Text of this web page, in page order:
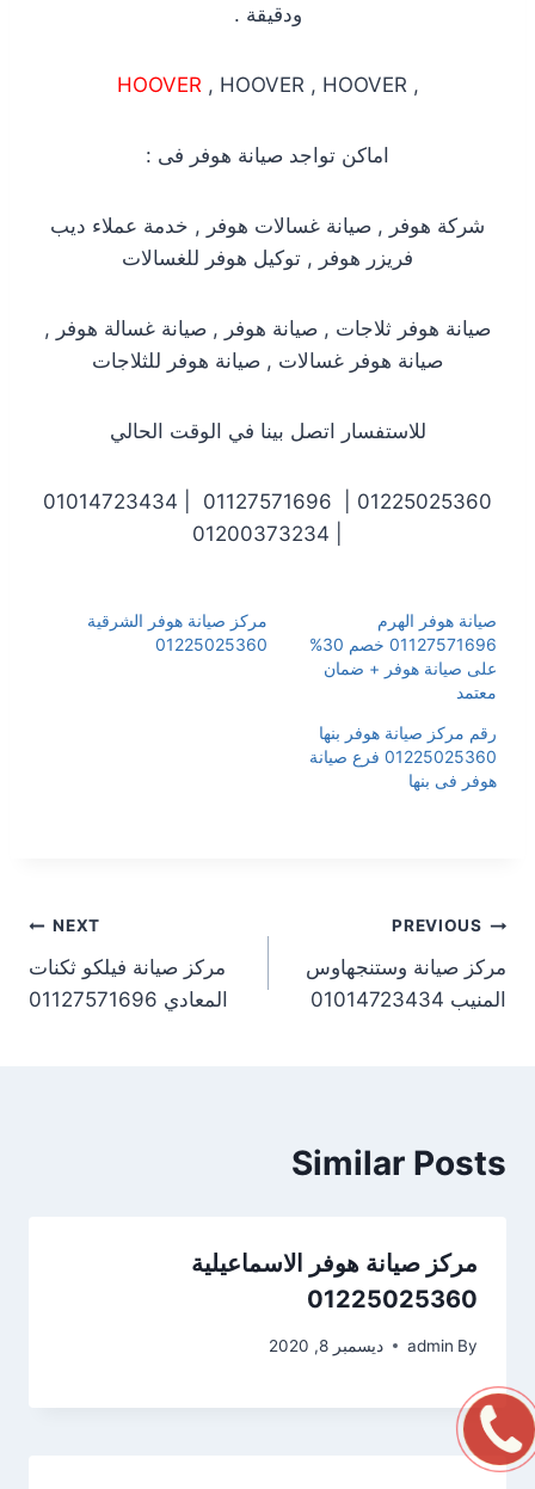
ودقيقة .
,
HOOVER , HOOVER , HOOVER
اماكن تواجد صيانة هوفر فى :
شركة هوفر , صيانة غسالات هوفر , خدمة عملاء ديب
فريزر هوفر , توكيل هوفر للغسالات
صيانة هوفر ثلاجات , صيانة هوفر , صيانة غسالة هوفر ,
صيانة هوفر غسالات , صيانة هوفر للثلاجات
للاستفسار اتصل بينا في الوقت الحالي
01225025360 | 01127571696 | 01014723434
صيانة هوفر الهرم
01127571696 خصم 30%
على صيانة هوفر + ضمان
معتمد
مركز صيانة هوفر الشرقية
01225025360
رقم مركز صيانة هوفر بنها
01225025360 فرع صيانة
هوفر فى بنها
PREVIOUS
مركز صيانة وستنجهاوس
المنيب 01014723434
NEXT
مركز صيانة فيلكو ثكنات
المعادي 01127571696
Similar Posts
مركز صيانة هوفر الاسماعيلية
01225025360
By
admin ديسمبر 8, 2020